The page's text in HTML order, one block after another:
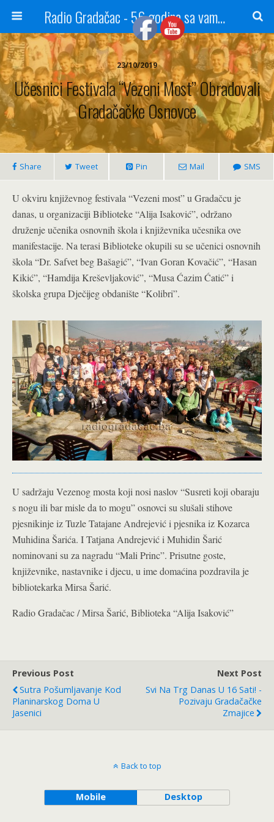
Radio Gradačac - 56 godina sa vama...
23/10/2019
Učesnici Festivala “Vezeni Most” Obradovali
Gradačačke Osnovce
Share Tweet Pin Mail SMS
U okviru književnog festivala “Vezeni most” u Gradačcu je
danas, u organizaciji Biblioteke “Alija Isaković”, održano
druženje učenika osnovnih škola i književnika učesnika ove
manifestacije. Na terasi Biblioteke okupili su se učenici osnovnih
škola “Dr. Safvet beg Bašagić”, “Ivan Goran Kovačić”, “Hasan
Kikić”, “Hamdija Kreševljaković”, “Musa Ćazim Ćatić” i
školska grupa Dječijeg obdanište “Kolibri”.
U sadržaju Vezenog mosta koji nosi naslov “Susreti koji obaraju
s nogu ili bar misle da to mogu” osnovci su slušali stihove
pjesnikinje iz Tuzle Tatajane Andrejević i pjesnika iz Kozarca
Muhidina Šarića. I Tatjana Andrejević i Muhidin Šarić
nominovani su za nagradu “Mali Princ”. Prisutne goste,
književnike, nastavnike i djecu, u ime domaćina pozdravila je
bibliotekarka Mirsa Šarić.
Radio Gradačac / Mirsa Šarić, Biblioteka “Alija Isaković”
Previous Post
Sutra Pošumljavanje Kod
Planinarskog Doma U
Jasenici
Next Post
Svi Na Trg Danas U 16 Sati! -
Pozivaju Gradačačke
Zmajice
Back to top
Mobile Desktop